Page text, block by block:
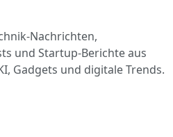
Nachrichten,
und Startup-Berichte aus
Gadgets und digitale Trends.